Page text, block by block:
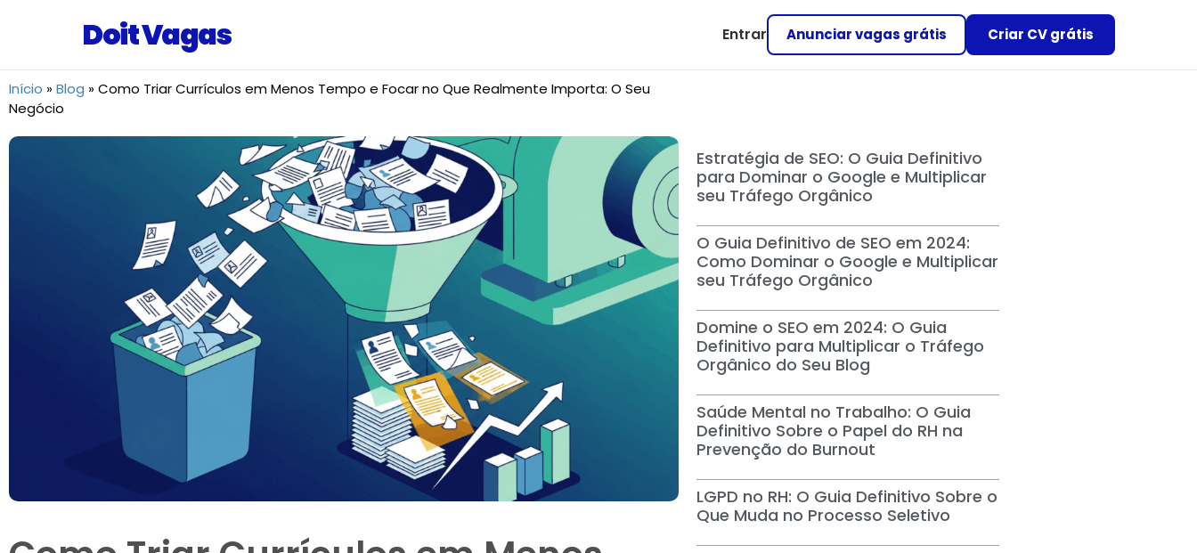
Doit Vagas Entrar Anunciar vagas grátis Criar CV grátis
Início »Blog »Como Triar Currículos em Menos Tempo e Focar no Que Realmente Importa: O Seu
Negócio
Estratégia de SEO: O Guia Definitivo
para Dominar o Google e Multiplicar
seu Tráfego Orgânico
O Guia Definitivo de SEO em 2024:
Como Dominar o Google e Multiplicar
seu Tráfego Orgânico
Domine o SEO em 2024: O Guia
Definitivo para Multiplicar o Tráfego
Orgânico do Seu Blog
Saúde Mental no Trabalho: O Guia
Definitivo Sobre o Papel do RH na
Prevenção do Burnout
LGPD no RH: O Guia Definitivo Sobre o
Que Muda no Processo Seletivo